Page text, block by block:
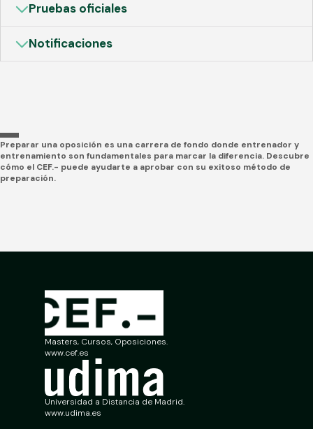
Pruebas oficiales
Notificaciones
Preparar una oposición es una carrera de fondo donde entrenador y
entrenamiento son fundamentales para marcar la diferencia. Descubre
cómo el CEF.- puede ayudarte a aprobar con su exitoso método de
preparación.
Masters, Cursos, Oposiciones.
www.cef.es
Universidad a Distancia de Madrid.
www.udima.es